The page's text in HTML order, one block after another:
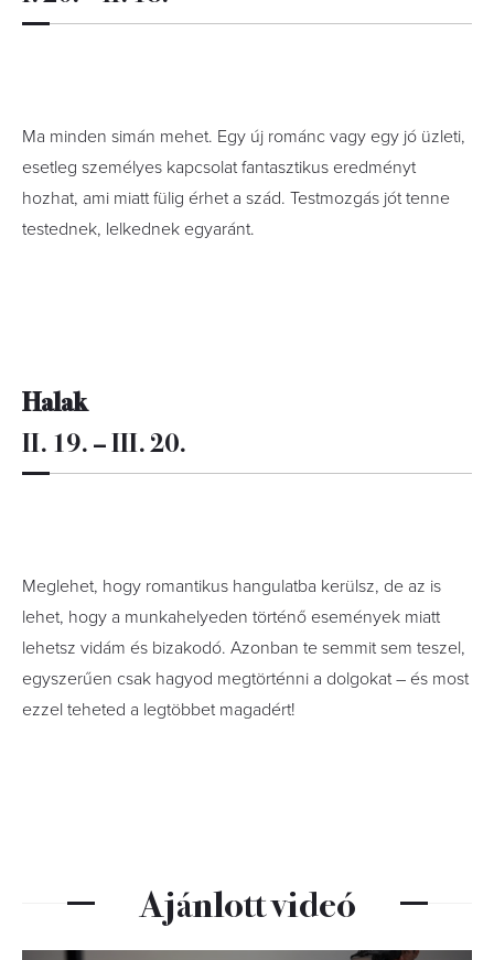
Ma minden simán mehet. Egy új románc vagy egy jó üzleti,
esetleg személyes kapcsolat fantasztikus eredményt
hozhat, ami miatt fülig érhet a szád. Testmozgás jót tenne
testednek, lelkednek egyaránt.
Halak
II. 19. – III. 20.
Meglehet, hogy romantikus hangulatba kerülsz, de az is
lehet, hogy a munkahelyeden történő események miatt
lehetsz vidám és bizakodó. Azonban te semmit sem teszel,
egyszerűen csak hagyod megtörténni a dolgokat – és most
ezzel teheted a legtöbbet magadért!
Ajánlott videó